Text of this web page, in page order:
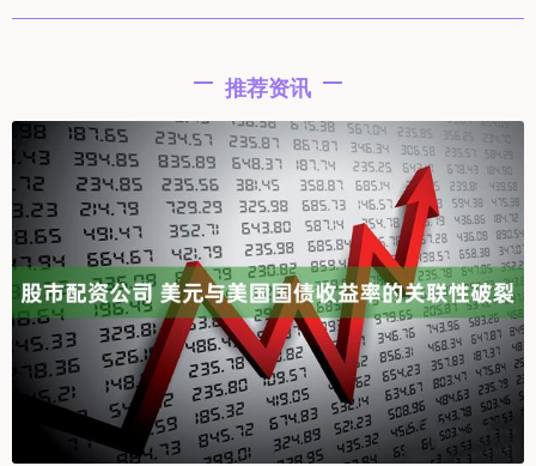
推荐资讯